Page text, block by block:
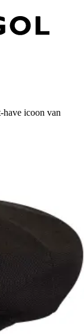
icoon van